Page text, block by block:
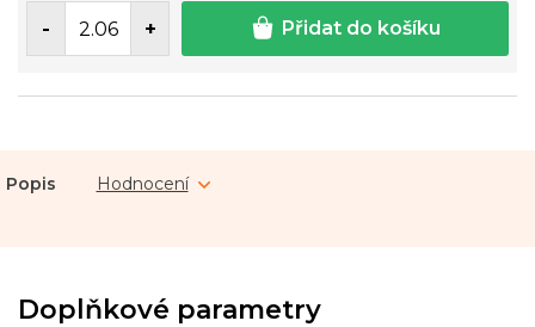
Přidat do košíku
Popis Hodnocení
Doplňkové parametry